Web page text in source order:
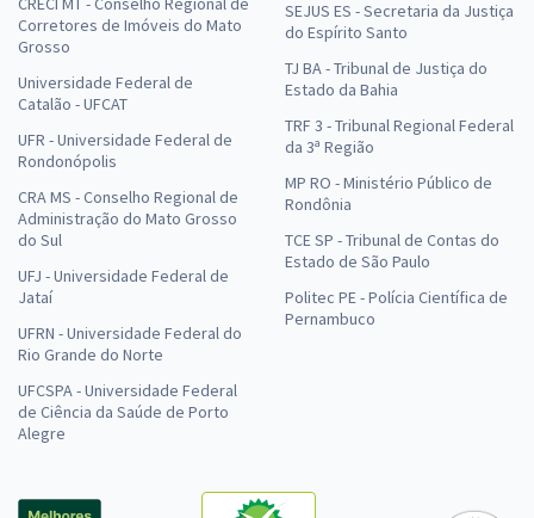
Corretores de Imóveis do Mato
Grosso
Universidade Federal de
Catalão - UFCAT
UFR - Universidade Federal de
Rondonópolis
CRA MS - Conselho Regional de
Administração do Mato Grosso
do Sul
UFJ - Universidade Federal de
Jataí
UFRN - Universidade Federal do
Rio Grande do Norte
UFCSPA - Universidade Federal
de Ciência da Saúde de Porto
Alegre
SEJUS ES - Secretaria da Justiça
do Espírito Santo
TJ BA - Tribunal de Justiça do
Estado da Bahia
TRF 3 - Tribunal Regional Federal
da 3ª Região
MP RO - Ministério Público de
Rondônia
TCE SP - Tribunal de Contas do
Estado de São Paulo
Politec PE - Polícia Científica de
Pernambuco